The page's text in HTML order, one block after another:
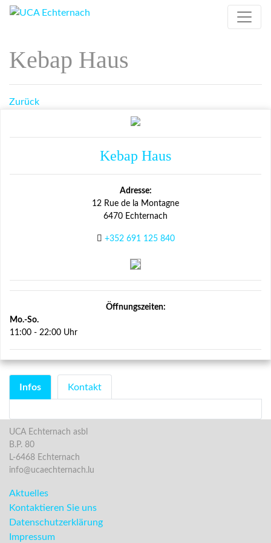
Kebap Haus
Zurück
Infos Kontakt
Kebap Haus
Adresse:
12 Rue de la Montagne
6470 Echternach
+352 691 125 840
Öffnungszeiten:
Mo.-So.
11:00 - 22:00 Uhr
UCA Echternach asbl
B.P. 80
L-6468 Echternach
info@ucaechternach.lu
Aktuelles
Kontaktieren Sie uns
Datenschutzerklärung
Impressum